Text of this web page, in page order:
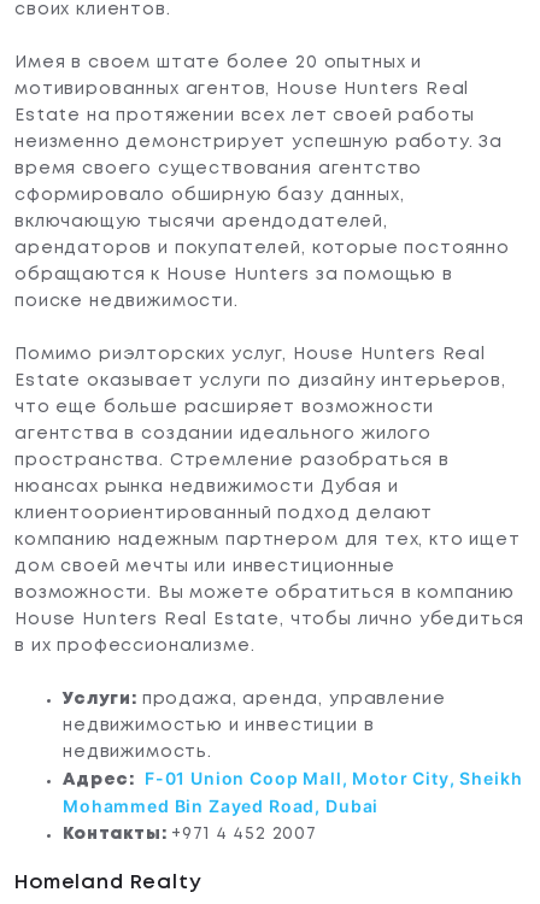
своих клиентов.
Имея в своем штате более 20 опытных и
мотивированных агентов, House Hunters Real
Estate на протяжении всех лет своей работы
неизменно демонстрирует успешную работу. За
время своего существования агентство
сформировало обширную базу данных,
включающую тысячи арендодателей,
арендаторов и покупателей, которые постоянно
обращаются к House Hunters за помощью в
поиске недвижимости.
Помимо риэлторских услуг, House Hunters Real
Estate оказывает услуги по дизайну интерьеров,
что еще больше расширяет возможности
агентства в создании идеального жилого
пространства. Стремление разобраться в
нюансах рынка недвижимости Дубая и
клиентоориентированный подход делают
компанию надежным партнером для тех, кто ищет
дом своей мечты или инвестиционные
возможности. Вы можете обратиться в компанию
House Hunters Real Estate, чтобы лично убедиться
в их профессионализме.
Услуги: продажа, аренда, управление
недвижимостью и инвестиции в
недвижимость.
Адрес:
F-01 Union Coop Mall, Motor City, Sheikh
Mohammed Bin Zayed Road, Dubai
Контакты: +971 4 452 2007
Homeland Realty